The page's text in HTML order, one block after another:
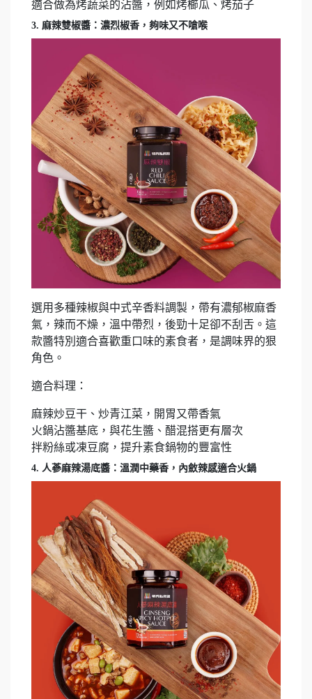
適合做為烤蔬菜的沾醬，例如烤櫛瓜、烤茄子
3. 麻辣雙椒醬：濃烈椒香，夠味又不嗆喉
選用多種辣椒與中式辛香料調製，帶有濃郁椒麻香
氣，辣而不燥，溫中帶烈，後勁十足卻不刮舌。這
款醬特別適合喜歡重口味的素食者，是調味界的狠
角色。
適合料理：
麻辣炒豆干、炒青江菜，開胃又帶香氣
火鍋沾醬基底，與花生醬、醋混搭更有層次
拌粉絲或凍豆腐，提升素食鍋物的豐富性
4. 人蔘麻辣湯底醬：溫潤中藥香，內斂辣感適合火鍋